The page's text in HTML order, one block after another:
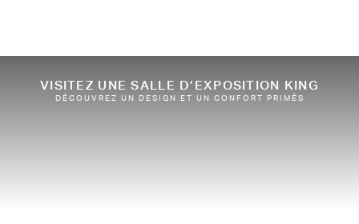
VISITEZ UNE SALLE D’EXPOSITION KING
DÉCOUVREZ UN DESIGN ET UN CONFORT PRIMÉS